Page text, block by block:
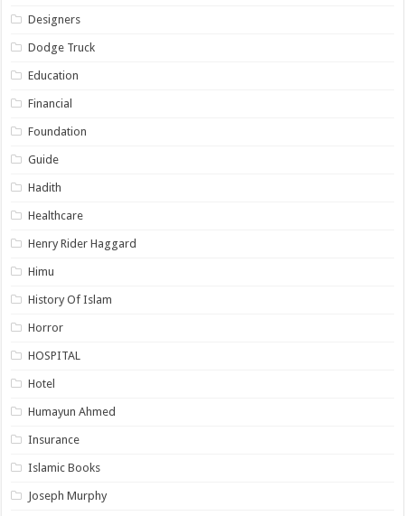
Designers
Dodge Truck
Education
Financial
Foundation
Guide
Hadith
Healthcare
Henry Rider Haggard
Himu
History Of Islam
Horror
HOSPITAL
Hotel
Humayun Ahmed
Insurance
Islamic Books
Joseph Murphy